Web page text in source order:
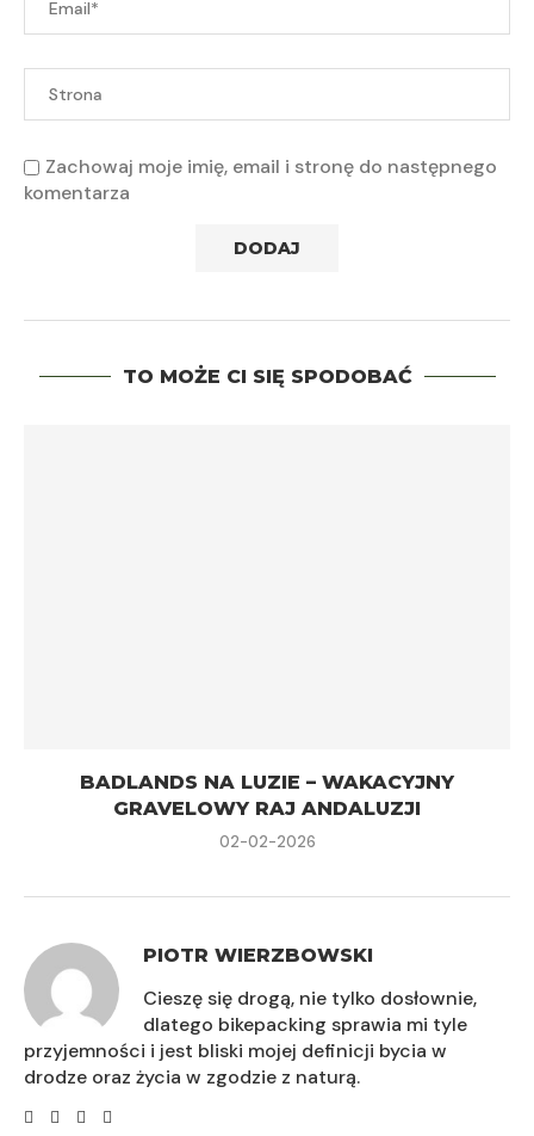
Zachowaj moje imię, email i stronę do następnego
komentarza
TO MOŻE CI SIĘ SPODOBAĆ
BADLANDS NA LUZIE – WAKACYJNY
GRAVELOWY RAJ ANDALUZJI
02-02-2026
PIOTR WIERZBOWSKI
Cieszę się drogą, nie tylko dosłownie,
dlatego bikepacking sprawia mi tyle
przyjemności i jest bliski mojej definicji bycia w
drodze oraz życia w zgodzie z naturą.